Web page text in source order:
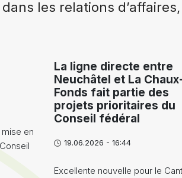
les relations
mise en
La ligne directe entre
Neuchâtel et La
Fonds fait partie des
projets prioritaires du
Conseil fédéral
19.06.2026 - 16:44
Excellente nouvelle pour le